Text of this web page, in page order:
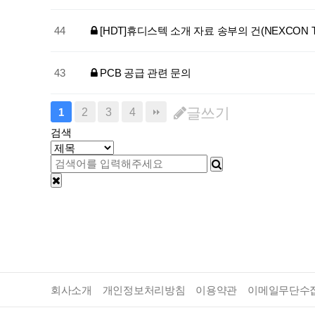
44 [HDT]휴디스텍 소개 자료 송부의 건(NEXCON
43 PCB 공급 관련 문의
1 2 3 4 글쓰기
검색
회사소개 개인정보처리방침 이용약관 이메일무단수